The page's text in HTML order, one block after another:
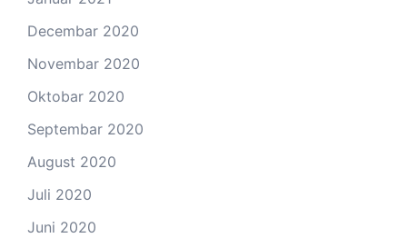
Decembar 2020
Novembar 2020
Oktobar 2020
Septembar 2020
August 2020
Juli 2020
Juni 2020